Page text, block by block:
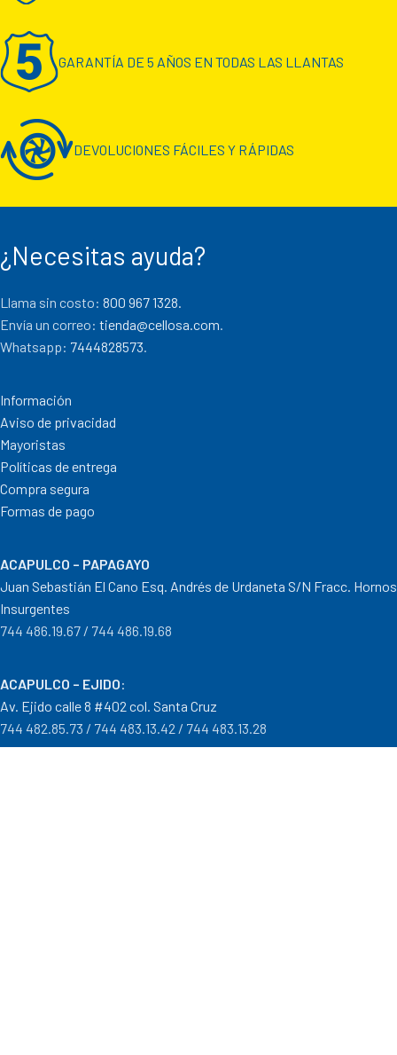
GARANTÍA DE 5 AÑOS EN TODAS LAS LLANTAS
DEVOLUCIONES FÁCILES Y RÁPIDAS
¿Necesitas ayuda?
Llama sin costo: 800 967 1328.
Envía un correo: tienda@cellosa.com.
Whatsapp: 7444828573.
Información
Aviso de privacidad
Mayoristas
Políticas de entrega
Compra segura
Formas de pago
ACAPULCO – PAPAGAYO
Juan Sebastián El Cano Esq. Andrés de Urdaneta S/N Fracc. Hornos
Insurgentes
744 486.19.67 / 744 486.19.68
ACAPULCO – EJIDO:
Av. Ejido calle 8 #402 col. Santa Cruz
744 482.85.73 / 744 483.13.42 / 744 483.13.28